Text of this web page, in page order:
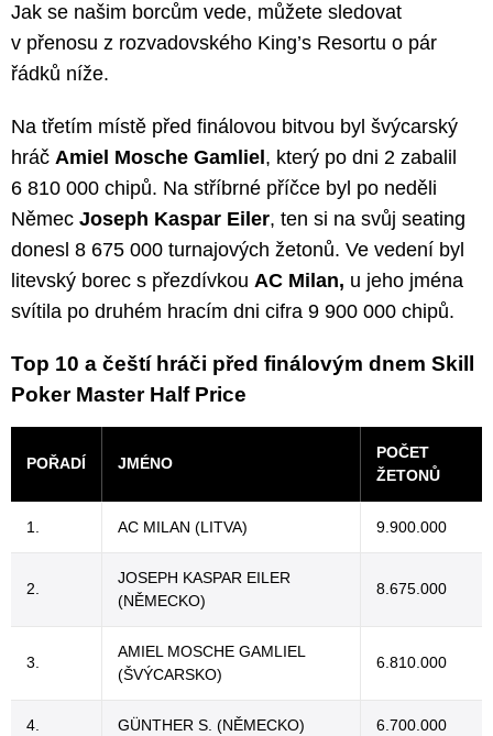
Jak se našim borcům vede, můžete sledovat
v přenosu z rozvadovského King’s Resortu o pár
řádků níže.
Na třetím místě před finálovou bitvou byl švýcarský
hráč Amiel Mosche Gamliel , který po dni 2 zabalil
6 810 000 chipů. Na stříbrné příčce byl po neděli
Němec Joseph Kaspar Eiler, ten si na svůj seating
donesl 8 675 000 turnajových žetonů. Ve vedení byl
litevský borec s přezdívkou AC Milan, u jeho jména
svítila po druhém hracím dni cifra 9 900 000 chipů.
Top 10 a čeští hráči před finálovým dnem Skill
Poker Master Half Price
POŘADÍ JMÉNO
POČET
ŽETONŮ
1. AC MILAN (LITVA) 9.900.000
2.
JOSEPH KASPAR EILER
(NĚMECKO)
8.675.000
3.
AMIEL MOSCHE GAMLIEL
(ŠVÝCARSKO)
6.810.000
4. GÜNTHER S. (NĚMECKO) 6.700.000